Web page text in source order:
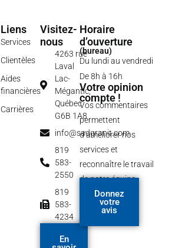
Liens
Services
Clientèles
Aides
financières
Carrières
Visitez-
nous
4263 rue
Laval
Lac-
Mégantic,
Québec
G6B 1A8
info@sadgranit.com
819
583-
2550
819
583-
4234
En
Horaire
d’ouverture
(bureau)
Du lundi au vendredi
De 8h à 16h
Votre opinion
compte !
Vos commentaires
permettent
d’améliorer nos
services et
reconnaître le travail
de notre équipe.
Donnez
votre
avis